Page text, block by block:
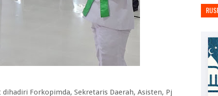
Forkopimda, Sekretaris Daerah, Asisten, Pj